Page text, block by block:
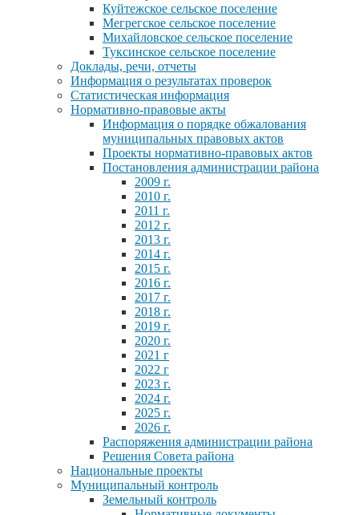
Куйтежское сельское поселение
Мегрегское сельское поселение
Михайловское сельское поселение
Туксинское сельское поселение
Доклады, речи, отчеты
Информация о результатах проверок
Статистическая информация
Нормативно-правовые акты
Информация о порядке обжалования
муниципальных правовых актов
Проекты нормативно-правовых актов
Постановления администрации района
2009 г.
2010 г.
2011 г.
2012 г.
2013 г.
2014 г.
2015 г.
2016 г.
2017 г.
2018 г.
2019 г.
2020 г.
2021 г
2022 г
2023 г.
2024 г.
2025 г.
2026 г.
Распоряжения администрации района
Решения Совета района
Национальные проекты
Муниципальный контроль
Земельный контроль